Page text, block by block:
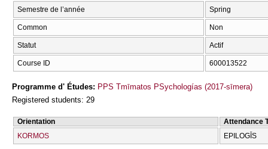
Semestre de l’année Spring
Common Non
Statut Actif
Course ID 600013522
Programme d' Études: PPS Tmīmatos PSychologías (2017-sīmera)
Registered students: 29
Orientation
Attendance
KORMOS
EPILOGĪS